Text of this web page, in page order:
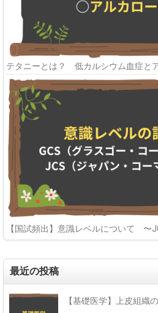
テタニーとは？ 低カルシウム血症と
【国試頻出】意識レベルについて 〜
最近の投稿
【基礎医学】上皮組織